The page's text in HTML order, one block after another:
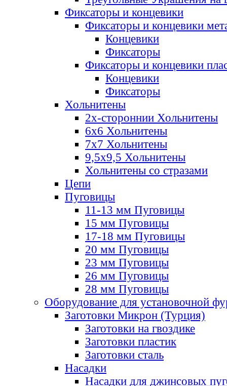
Фиксаторы и концевики
Фиксаторы и концевики
Концевики
Фиксаторы
Фиксаторы и концевики
Концевики
Фиксаторы
Хольнитены
2х-стороннии Хольнитены
6х6 Хольнитены
7х7 Хольнитены
9,5х9,5 Хольнитены
Хольнитены со стразами
Цепи
Пуговицы
11-13 мм Пуговицы
15 мм Пуговицы
17-18 мм Пуговицы
20 мм Пуговицы
23 мм Пуговицы
26 мм Пуговицы
28 мм Пуговицы
Оборудование для установочной
Заготовки Микрон (Турция)
Заготовки на гвоздике
Заготовки пластик
Заготовки сталь
Насадки
Насадки для джинсовых